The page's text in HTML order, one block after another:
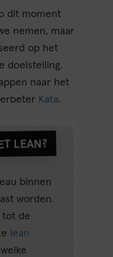
dit moment
nemen, maar
op het
doelstelling.
naar het
Kata.
LEAN?
binnen
worden.
tot de
lean